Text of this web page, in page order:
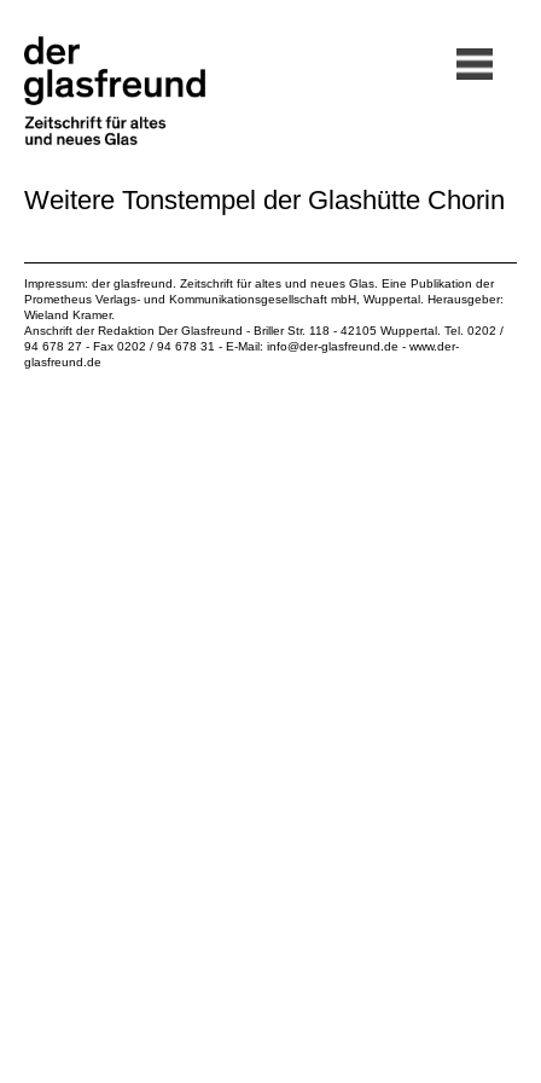
Weitere Tonstempel der Glashütte Chorin
Impressum: der glasfreund. Zeitschrift für altes und neues Glas. Eine Publikation der
Prometheus Verlags- und Kommunikationsgesellschaft mbH , Wuppertal. Herausgeber:
Wieland Kramer.
Anschrift der Redaktion Der Glasfreund - Briller Str. 118 - 42105 Wuppertal. Tel. 0202 /
94 678 27 - Fax 0202 / 94 678 31 - E-Mail: info@der-glasfreund.de - www.der-
glasfreund.de